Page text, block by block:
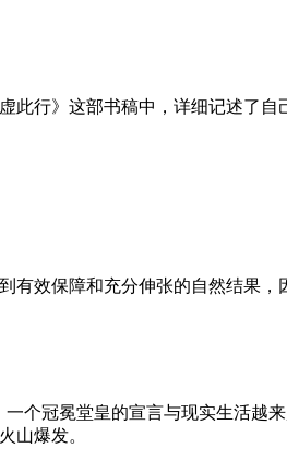
此行》这部书稿中，详细记述了
有效保障和充分伸张的自然结果
个冠冕堂皇的宣言与现实生活
山爆发。